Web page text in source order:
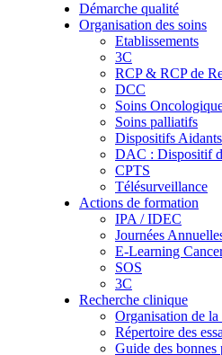
Démarche qualité
Organisation des soins
Etablissements
3C
RCP & RCP de
DCC
Soins
Soins palliatifs
Dispositifs Aidants
DAC : Dispositif
CPTS
Télésurveillance
Actions de formation
IPA / IDEC
Journées
E-Learning
SOS
3C
Recherche clinique
Organisation de
Répertoire des
Guide des